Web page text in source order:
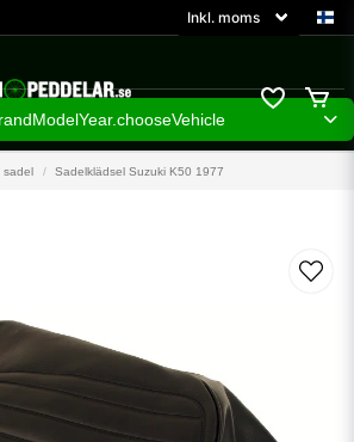
sadel Sadelklädsel Suzuki K50 1977